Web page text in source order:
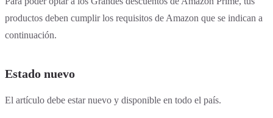
productos deben cumplir los requisitos de Amazon que se indican a
continuación.
Estado nuevo
El artículo debe estar nuevo y disponible en todo el país.